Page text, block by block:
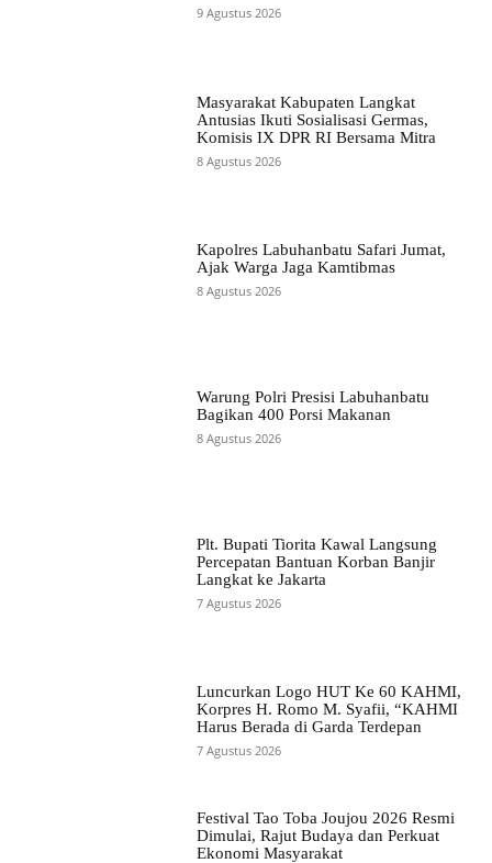
9 Agustus 2026
Masyarakat Kabupaten Langkat
Antusias Ikuti Sosialisasi Germas,
Komisis IX DPR RI Bersama Mitra
8 Agustus 2026
Kapolres Labuhanbatu Safari Jumat,
Ajak Warga Jaga Kamtibmas
8 Agustus 2026
Warung Polri Presisi Labuhanbatu
Bagikan 400 Porsi Makanan
8 Agustus 2026
Plt. Bupati Tiorita Kawal Langsung
Percepatan Bantuan Korban Banjir
Langkat ke Jakarta
7 Agustus 2026
Luncurkan Logo HUT Ke 60 KAHMI,
Korpres H. Romo M. Syafii, “KAHMI
Harus Berada di Garda Terdepan
7 Agustus 2026
Festival Tao Toba Joujou 2026 Resmi
Dimulai, Rajut Budaya dan Perkuat
Ekonomi Masyarakat